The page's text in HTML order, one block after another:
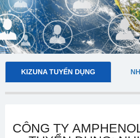
KIZUNA TUYỂN DỤNG
CÔNG TY